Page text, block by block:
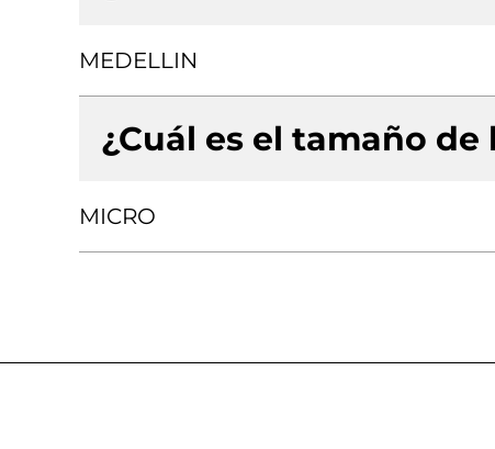
MEDELLIN
¿Cuál es el tamaño de
MICRO